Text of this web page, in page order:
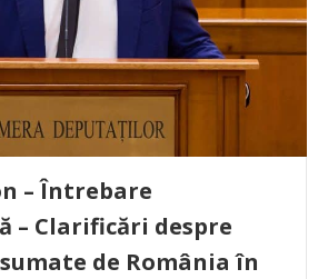
– Întrebare
– Clarificări despre
de România în